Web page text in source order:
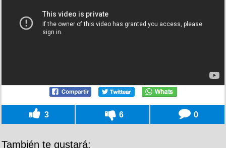
3 6 0
También te gustará: